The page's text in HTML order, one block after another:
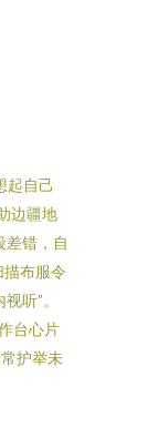
起自己
边疆地
差错，自
布服令
听”。
台心片
护举未